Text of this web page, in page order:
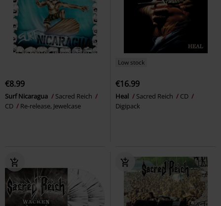
€8.99
Surf Nicaragua
Sacred Reich
CD
Re-release, Jewelcase
Low stock
€16.99
Heal Sacred Reich
CD
Digipack